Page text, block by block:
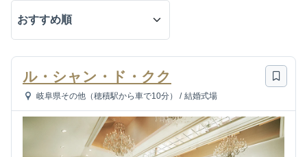
ル・シャン・ド・クク
岐阜県その他（穂積駅から車で10分） / 結婚式場